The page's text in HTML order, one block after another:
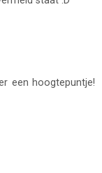
staat :D